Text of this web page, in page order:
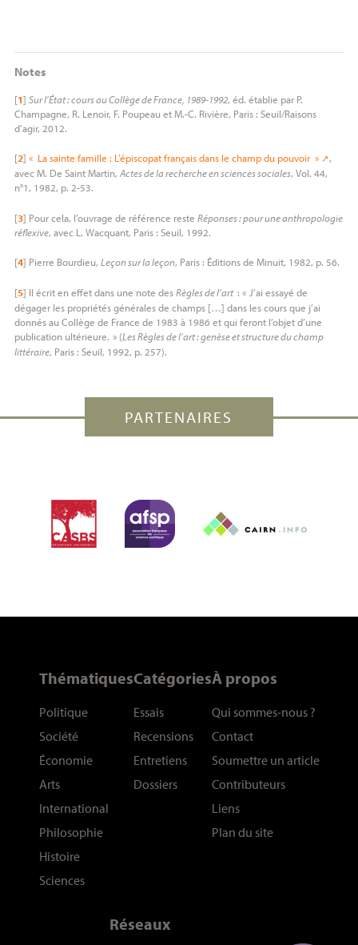
Notes
[1] Sur l’État : cours au Collège de France, 1989-1992, éd. établie par P.
Champagne, R. Lenoir, F. Poupeau et M.-C. Rivière, Paris : Seuil/Raisons
d’agir, 2012.
[2] « La sainte famille : L’épiscopat français dans le champ du pouvoir »
,
avec M. De Saint Martin, Actes de la recherche en sciences sociales, Vol. 44,
n°1, 1982, p. 2-53.
[3] Pour cela, l’ouvrage de référence reste Réponses : pour une anthropologie
réflexive, avec L. Wacquant, Paris : Seuil, 1992.
[4] Pierre Bourdieu, Leçon sur la leçon , Paris : Éditions de Minuit, 1982, p. 56.
[5] Il écrit en effet dans une note desRègles de l’art : « J’ai essayé de
dégager les propriétés générales de champs […] dans les cours que j’ai
donnés au Collège de France de 1983 à 1986 et qui feront l’objet d’une
publication ultérieure. » (Les Règles de l’art : genèse et structure du champ
littéraire, Paris : Seuil, 1992, p. 257).
PARTENAIRES
Thématiques
Politique
Société
Économie
Arts
International
Philosophie
Histoire
Sciences
Catégories
Essais
Recensions
Entretiens
Dossiers
À propos
Qui sommes-nous ?
Contact
Soumettre un article
Contributeurs
Liens
Plan du site
Réseaux